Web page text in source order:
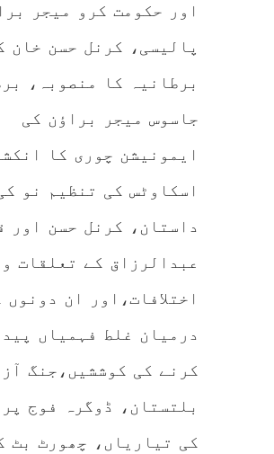
اور حکومت کرو میجر
پالیسی، کرنل حسن خان
برطانیہ کا منصوبہ،
جاسوس میجر براؤن کی
ایمونیشن چوری کا
اسکاوٹس کی تنظیم نو
داستان، کرنل حسن اور
عبدالرزاق کے تعلقات و
اختلافات،اور ان دونوں
درمیان غلط فہمیاں
کرنے کی کوششیں،جنگ
بلتستان، ڈوگرہ فوج
کی تیاریاں، چھورٹ بٹ